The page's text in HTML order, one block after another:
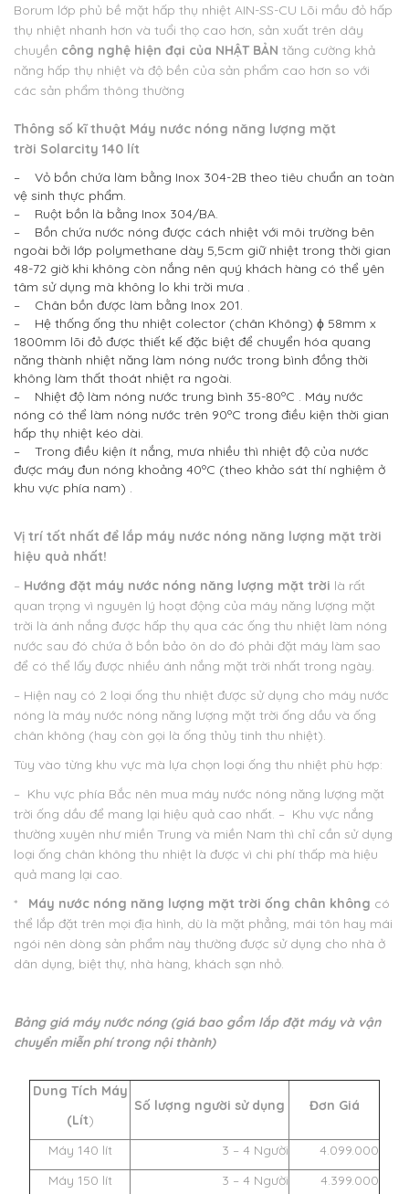
Borum lớp phủ bề mặt hấp thụ nhiệt AIN-SS-CU Lõi mầu đỏ hấp
thụ nhiệt nhanh hơn và tuổi thọ cao hơn, sản xuất trên dây
chuyền công nghệ hiện đại của NHẬT BẢN tăng cường khả
năng hấp thụ nhiệt và độ bền của sản phẩm cao hơn so với
các sản phẩm thông thường
Thông số kĩ thuật Máy nước nóng năng lượng mặt
trời Solarcity 140 lít
– Vỏ bồn chứa làm bằng Inox 304-2B theo tiêu chuẩn an toàn
vệ sinh thực phẩm.
– Ruột bồn là bằng Inox 304/BA.
– Bồn chứa nước nóng được cách nhiệt với môi trường bên
ngoài bởi lớp polymethane dày 5,5cm giữ nhiệt trong thời gian
48-72 giờ khi không còn nắng nên quý khách hàng có thể yên
tâm sử dụng mà không lo khi trời mưa .
– Chân bồn được làm bằng Inox 201.
– Hệ thống ống thu nhiệt colector (chân Không) ϕ 58mm x
1800mm lõi đỏ được thiết kế đặc biệt để chuyển hóa quang
năng thành nhiệt năng làm nóng nước trong bình đồng thời
không làm thất thoát nhiệt ra ngoài.
– Nhiệt độ làm nóng nước trung bình 35-80ºC . Máy nước
nóng có thể làm nóng nước trên 90ºC trong điều kiện thời gian
hấp thụ nhiệt kéo dài.
– Trong điều kiện ít nắng, mưa nhiều thì nhiệt độ của nước
được máy đun nóng khoảng 40ºC (theo khảo sát thí nghiệm ở
khu vực phía nam) .
Vị trí tốt nhất để lắp máy nước nóng năng lượng mặt trời
hiệu quả nhất!
– Hướng đặt máy nước nóng năng lượng mặt trời là rất
quan trọng vì nguyên lý hoạt động của máy năng lượng mặt
trời là ánh nắng được hấp thụ qua các ống thu nhiệt làm nóng
nước sau đó chứa ở bồn bảo ôn do đó phải đặt máy làm sao
để có thể lấy được nhiều ánh nắng mặt trời nhất trong ngày.
– Hiện nay có 2 loại ống thu nhiệt được sử dụng cho máy nước
nóng là máy nước nóng năng lượng mặt trời ống dầu và ống
chân không (hay còn gọi là ống thủy tinh thu nhiệt).
Tùy vào từng khu vực mà lựa chọn loại ống thu nhiệt phù hợp:
– Khu vực phía Bắc nên mua máy nước nóng năng lượng mặt
trời ống dầu để mang lại hiệu quả cao nhất. – Khu vực nắng
thường xuyên như miền Trung và miền Nam thì chỉ cần sử dụng
loại ống chân không thu nhiệt là được vì chi phí thấp mà hiệu
quả mang lại cao.
*
Máy nước nóng năng lượng mặt trời ống chân không có
thể lắp đặt trên mọi địa hình, dù là mặt phẳng, mái tôn hay mái
ngói nên dòng sản phẩm này thường được sử dụng cho nhà ở
dân dụng, biệt thự, nhà hàng, khách sạn nhỏ.
Bảng giá máy nước nóng (giá bao gồm lắp đặt máy và vận
chuyển miễn phí trong nội thành​)
Dung Tích Máy
(Lít)
Số lượng người sử dụng Đơn Giá
Máy 140 lít 3 – 4 Người
4.099.000
Máy 150 lít
3 – 4 Người 4.399.000